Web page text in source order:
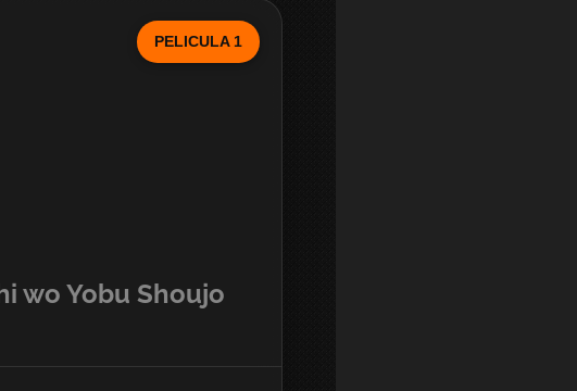
wo Yobu Shoujo
PELICULA 1